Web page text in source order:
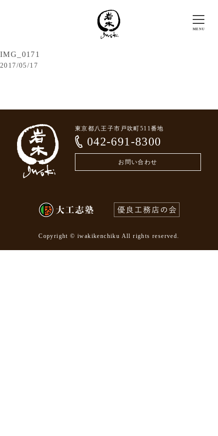
IMG_0171
2017/05/17
東京都八王子市戸吹町511番地
042-691-8300
お問い合わせ
Copyright © iwakikenchiku All rights reserved.